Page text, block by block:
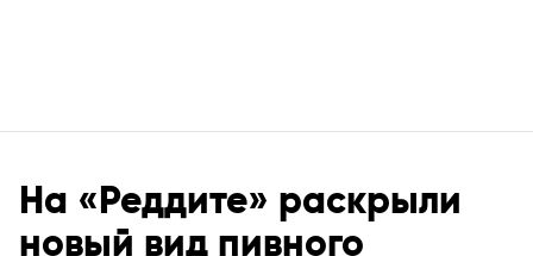
На «Реддите» раскрыли
новый вид пивного